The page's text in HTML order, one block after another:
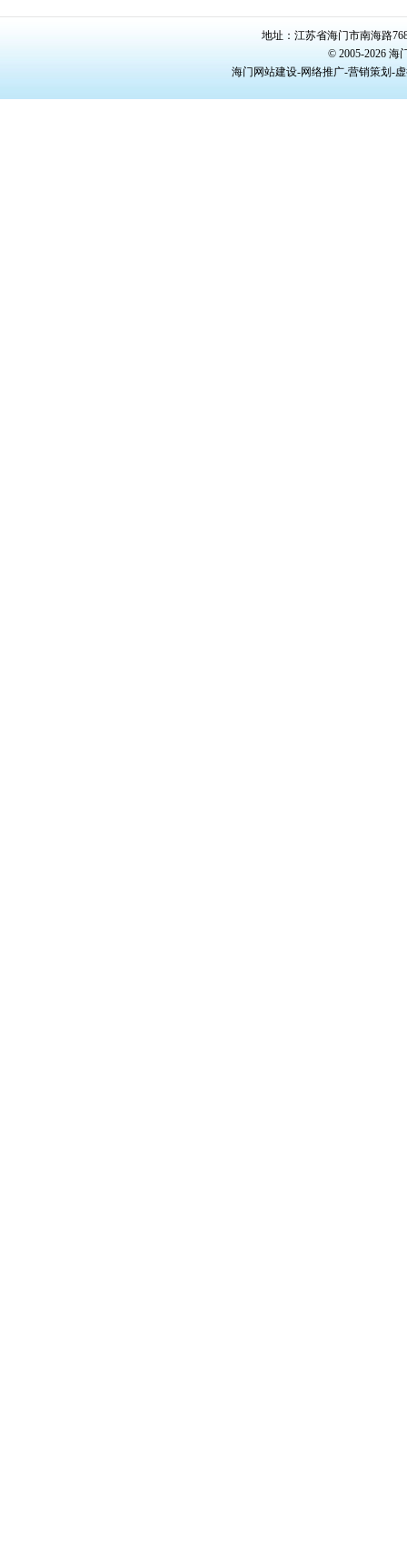
地址：江苏省海门市南海路
© 2005-2026
海门网站建设-网络推广-营销策划-